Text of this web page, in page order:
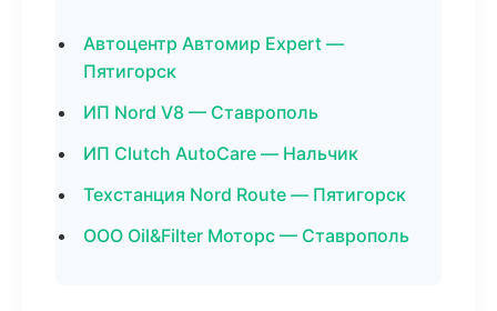
Автоцентр Автомир Expert —
Пятигорск
ИП Nord V8 — Ставрополь
ИП Clutch AutoCare — Нальчик
Техстанция Nord Route — Пятигорск
ООО Oil&Filter Моторс — Ставрополь